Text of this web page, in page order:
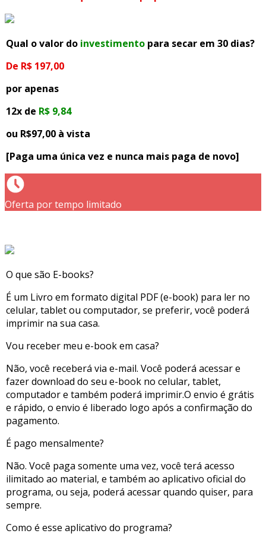
Qual o valor do investimento para secar em 30 dias?
De R$ 197,00
por apenas
12x de R$ 9,84
ou R$97,00 à vista
[Paga uma única vez e nunca mais paga de novo]
Oferta por tempo limitado
O que são E-books?
É um Livro em formato digital PDF (e-book) para ler no
celular, tablet ou computador, se preferir, você poderá
imprimir na sua casa.
Vou receber meu e-book em casa?
Não, você receberá via e-mail. Você poderá acessar e
fazer download do seu e-book no celular, tablet,
computador e também poderá imprimir.O envio é grátis
e rápido, o envio é liberado logo após a confirmação do
pagamento.
É pago mensalmente?
Não. Você paga somente uma vez, você terá acesso
ilimitado ao material, e também ao aplicativo oficial do
programa, ou seja, poderá acessar quando quiser, para
sempre.
Como é esse aplicativo do programa?